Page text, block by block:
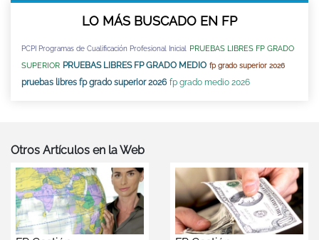
LO MÁS BUSCADO EN FP
PCPI Programas de Cualificación Profesional Inicial PRUEBAS LIBRES FP GRADO
SUPERIOR PRUEBAS LIBRES FP GRADO MEDIO fp grado superior 2026
pruebas libres fp grado superior 2026 fp grado medio 2026
Otros Artículos en la Web